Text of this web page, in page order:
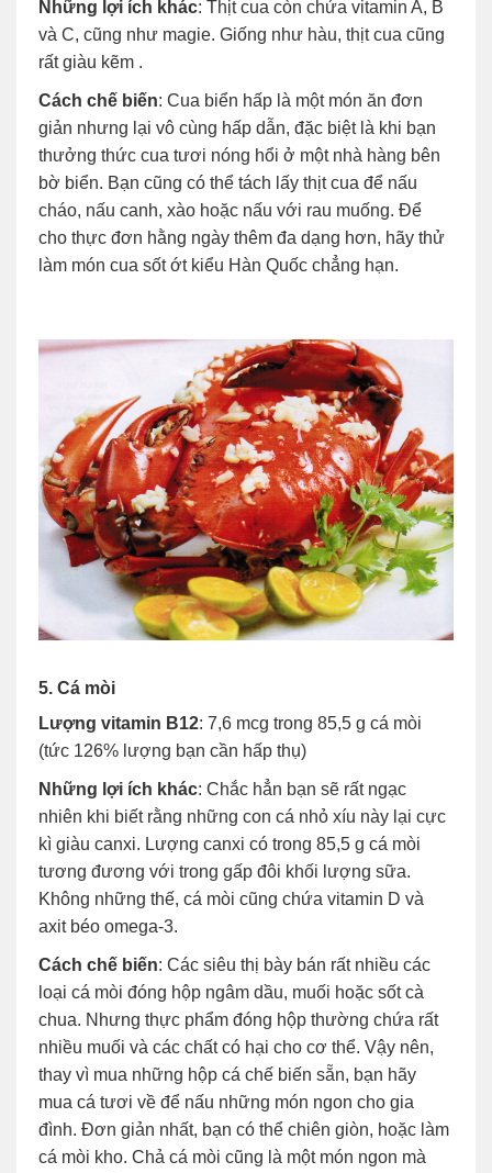
Những lợi ích khác: Thịt cua còn chứa vitamin A, B
và C, cũng như magie. Giống như hàu, thịt cua cũng
rất giàu kẽm .
Cách chế biến: Cua biển hấp là một món ăn đơn
giản nhưng lại vô cùng hấp dẫn, đặc biệt là khi bạn
thưởng thức cua tươi nóng hổi ở một nhà hàng bên
bờ biển. Bạn cũng có thể tách lấy thịt cua để nấu
cháo, nấu canh, xào hoặc nấu với rau muống. Để
cho thực đơn hằng ngày thêm đa dạng hơn, hãy thử
làm món cua sốt ớt kiểu Hàn Quốc chẳng hạn.
5. Cá mòi
Lượng vitamin B12: 7,6 mcg trong 85,5 g cá mòi
(tức 126% lượng bạn cần hấp thụ)
Những lợi ích khác: Chắc hẳn bạn sẽ rất ngạc
nhiên khi biết rằng những con cá nhỏ xíu này lại cực
kì giàu canxi. Lượng canxi có trong 85,5 g cá mòi
tương đương với trong gấp đôi khối lượng sữa.
Không những thế, cá mòi cũng chứa vitamin D và
axit béo omega-3.
Cách chế biến: Các siêu thị bày bán rất nhiều các
loại cá mòi đóng hộp ngâm dầu, muối hoặc sốt cà
chua. Nhưng thực phẩm đóng hộp thường chứa rất
nhiều muối và các chất có hại cho cơ thể. Vậy nên,
thay vì mua những hộp cá chế biến sẵn, bạn hãy
mua cá tươi về để nấu những món ngon cho gia
đình. Đơn giản nhất, bạn có thể chiên giòn, hoặc làm
cá mòi kho. Chả cá mòi cũng là một món ngon mà